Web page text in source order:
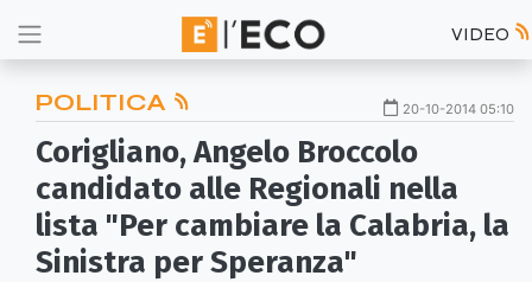
VIDEO
POLITICA 20-10-2014 05:10
Corigliano, Angelo Broccolo
candidato alle Regionali nella
lista "Per cambiare la Calabria, la
Sinistra per Speranza"